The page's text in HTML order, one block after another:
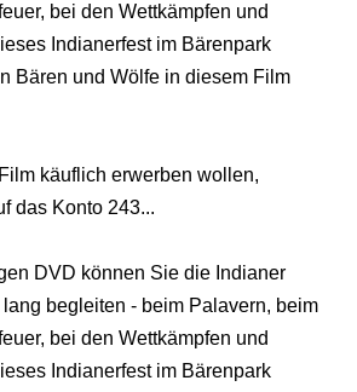
bei den Wettkämpfen und
Indianerfest im Bärenpark
Bären und Wölfe in diesem Film
käuflich erwerben wollen,
das Konto 243...
DVD können Sie die Indianer
begleiten - beim Palavern, beim
bei den Wettkämpfen und
Indianerfest im Bärenpark